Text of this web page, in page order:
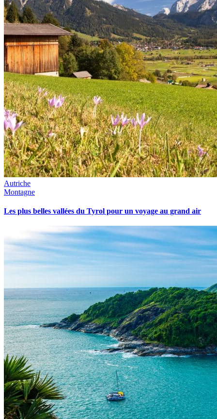
Autriche
Montagne
Les plus belles vallées du Tyrol pour un voyage au grand air